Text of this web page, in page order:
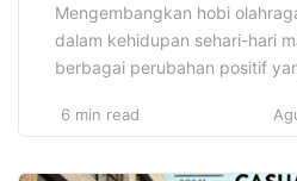
Mengembangkan hobi
dalam kehidupan sehari-hari
berbagai perubahan positif
Manfaat hebat hobi olahraga
dirasakan secara langsung
6 min read